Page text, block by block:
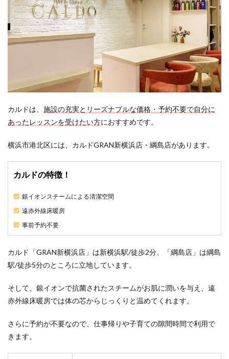
オは
ど
こ？
5.3
岩ホ
ヨガ
スタ
ジオ
こ？
市港
で都
いが
でき
ヨガ
スタ
ジオ
こ？
5.5
駅か
ら駅
チカ
カルドは、 施設の充実とリーズナブルな価格・予約不要で自分に
あったレッスンを受けたい方におすすめです。
横浜市港北区には、カルドGRAN新横浜店・綱島店があります。
カルドの特徴！
銀イオンスチームによる清潔空間
遠赤外線床暖房
事前予約不要
カルド「GRAN新横浜店」は新横浜駅/徒歩2分、「綱島店」は綱島
駅/徒歩5分のところに立地しています。
そして、銀イオンで抗菌されたスチームがお肌に潤いを与え、遠
赤外線床暖房では体の芯からじっくりと温めてくれます。
さらに予約が不要なので、仕事帰りや子育ての隙間時間で利用で
きます。